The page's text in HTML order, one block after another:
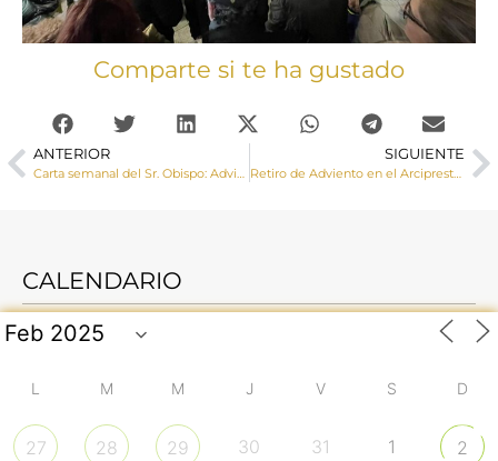
Comparte si te ha gustado
ANTERIOR
Carta semanal del Sr. Obispo: Adviento
SIGUIENTE
Retiro de Adviento en el Arciprestazgo de Moya
CALENDARIO
L M M J V S D
27 28 29 30 31 1 2